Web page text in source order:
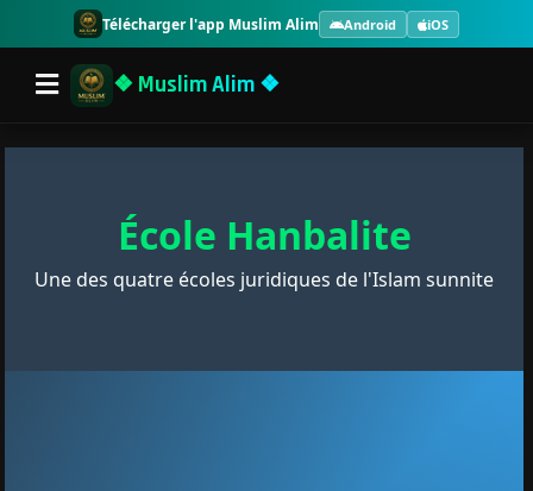
Télécharger l'app Muslim Alim Android iOS
❖ Muslim Alim ❖
École Hanbalite
Une des quatre écoles juridiques de l'Islam sunnite